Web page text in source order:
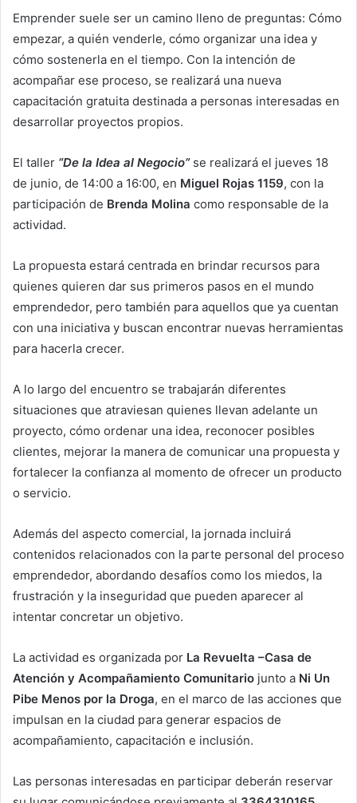
Emprender suele ser un camino lleno de preguntas: Cómo
empezar, a quién venderle, cómo organizar una idea y
cómo sostenerla en el tiempo. Con la intención de
acompañar ese proceso, se realizará una nueva
capacitación gratuita destinada a personas interesadas en
desarrollar proyectos propios.
El taller “De la Idea al Negocio”se realizará el jueves 18
de junio, de 14:00 a 16:00, en Miguel Rojas 1159, con la
participación de Brenda Molina como responsable de la
actividad.
La propuesta estará centrada en brindar recursos para
quienes quieren dar sus primeros pasos en el mundo
emprendedor, pero también para aquellos que ya cuentan
con una iniciativa y buscan encontrar nuevas herramientas
para hacerla crecer.
A lo largo del encuentro se trabajarán diferentes
situaciones que atraviesan quienes llevan adelante un
proyecto, cómo ordenar una idea, reconocer posibles
clientes, mejorar la manera de comunicar una propuesta y
fortalecer la confianza al momento de ofrecer un producto
o servicio.
Además del aspecto comercial, la jornada incluirá
contenidos relacionados con la parte personal del proceso
emprendedor, abordando desafíos como los miedos, la
frustración y la inseguridad que pueden aparecer al
intentar concretar un objetivo.
La actividad es organizada por La Revuelta –Casa de
Atención y Acompañamiento Comunitario junto a Ni Un
Pibe Menos por la Droga, en el marco de las acciones que
impulsan en la ciudad para generar espacios de
acompañamiento, capacitación e inclusión.
Las personas interesadas en participar deberán reservar